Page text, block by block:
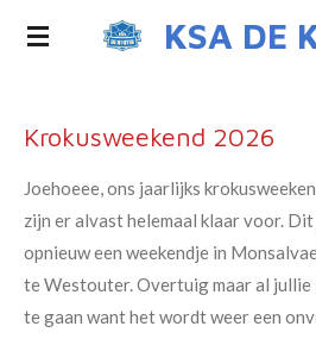
Ga
KSA DE
Krokusweekend 2026
Joehoeee, ons jaarlijks
zijn er alvast helemaal klaar voor.
opnieuw een weekendje in
te Westouter. Overtuig maar al jullie
te gaan want het wordt weer een